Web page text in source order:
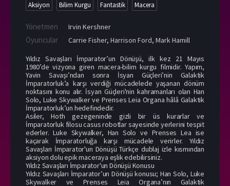
Aksiyon Bilim Kurgu Fantastik Macera
Yönetmen Irvin Kershner
Oyuncular Carrie Fisher, Harrison Ford, Mark Hamill
Yıldız Savaşları İmparator’un Dönüşü, ilk kez 21 Mayıs
1980’de vizyona giren macera-bilim kurgu filmidir. Yapım,
Yavin Savaşı’ndan sonra İsyan Güçleri’nin Galaktik
İmparatorluk’a karşı verdiği mücadelede yaşanan dönüm
noktasını konu alır. İsyan Güçleri'nin kahramanları olan Han
Solo, Luke Skywalker ve Prenses Leia Organa hâlâ Galaktik
İmparatorluk’un hedefindedir.
Asiler, Hoth gezegeninde gizli bir üs kurarlar ve
İmparatorluk filosu casus robotlar sayesinde yerlerini tespit
ederler. Luke Skywalker, Han Solo ve Prenses Lea ise
kaçarak İmparatorluğa karşı mücadele verirler. Yıldız
Savaşları İmparator'un Dönüşü Türkçe dublaj izle kısmından
aksiyon dolu epik maceraya eşlik edebilirsiniz.
Yıldız Savaşları İmparator'un Dönüşü Konusu
Yıldız Savaşları İmparator’un Dönüşü konusu; Han Solo, Luke
Skywalker ve Prenses Leia Organa’nın Galaktik